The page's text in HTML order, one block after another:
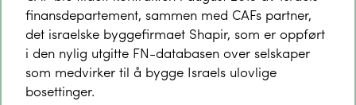
finansdepartement, sammen med CAFs partner,
det israelske byggefirmaet Shapir, som er oppført
i den nylig utgitte FN-databasen over selskaper
som medvirker til å bygge Israels ulovlige
bosettinger.